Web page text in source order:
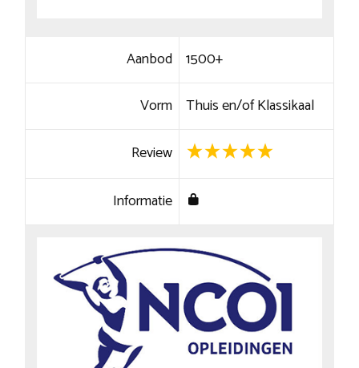
Aanbod 1500+
Vorm Thuis en/of Klassikaal
Review
Informatie